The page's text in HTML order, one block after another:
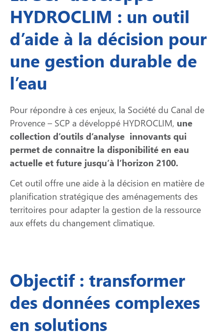
HYDROCLIM : un outil
d’aide à la décision pour
une gestion durable de
l’eau
Pour répondre à ces enjeux, la Société du Canal de
Provence – SCP a développé HYDROCLIM, une
collection d’outils d’analyse innovants qui
permet de connaitre la disponibilité en eau
actuelle et future jusqu’à l’horizon 2100.
Cet outil offre une aide à la décision en matière de
planification stratégique des aménagements des
territoires pour adapter la gestion de la ressource
aux effets du changement climatique.
Objectif : transformer
des données complexes
en solutions